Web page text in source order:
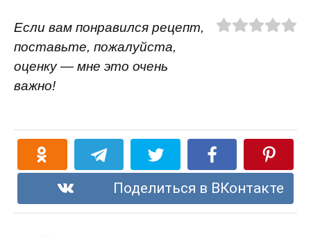
Если вам понравился рецепт,
поставьте, пожалуйста,
оценку — мне это очень
важно!
Поделиться в ВКонтакте